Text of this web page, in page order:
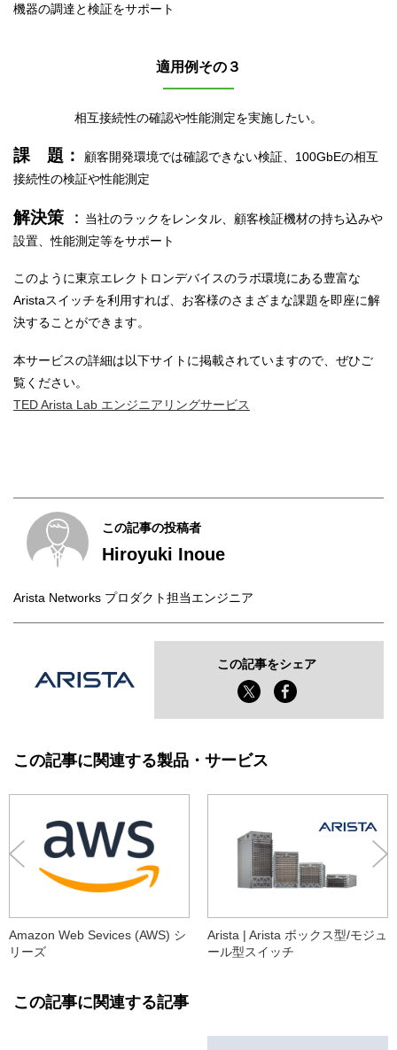
機器の調達と検証をサポート
適用例その３
相互接続性の確認や性能測定を実施したい。
課 題：
顧客開発環境では確認できない検証、100GbEの相互
接続性の検証や性能測定
解決策 ： 当社のラックをレンタル、顧客検証機材の持ち込みや
設置、性能測定等をサポート
このように東京エレクトロンデバイスのラボ環境にある豊富な
Aristaスイッチを利用すれば、お客様のさまざまな課題を即座に解
決することができます。
本サービスの詳細は以下サイトに掲載されていますので、ぜひご
覧ください。
TED Arista Lab エンジニアリングサービス
この記事の投稿者
Hiroyuki Inoue
Arista Networks プロダクト担当エンジニア
この記事をシェア
この記事に関連する製品・サービス
Amazon Web Sevices (AWS) シ
リーズ
Arista | Arista ボックス型/モジュ
ール型スイッチ
この記事に関連する記事